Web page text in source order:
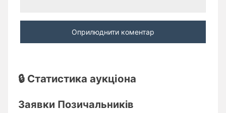
🔒 Статистика аукціона
Заявки Позичальників